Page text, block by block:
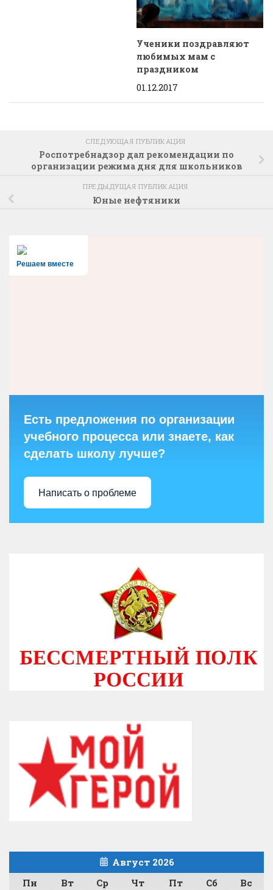
Ученики поздравляют
любимых мам с
праздником
01.12.2017
СЛЕДУЮЩАЯ ПУБЛИКАЦИЯ
Роспотребнадзор дал рекомендации по
организации режима дня для школьников
ПРЕДЫДУЩАЯ ПУБЛИКАЦИЯ
Юные нефтяники
Решаем вместе
Есть предложения по организации
учебного процесса или знаете, как
сделать школу лучше?
Написать о проблеме
Август 2026
Пн
Вт Ср Чт Пт Сб
Вс